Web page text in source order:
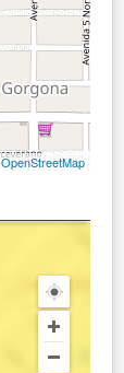
OpenStreetMap